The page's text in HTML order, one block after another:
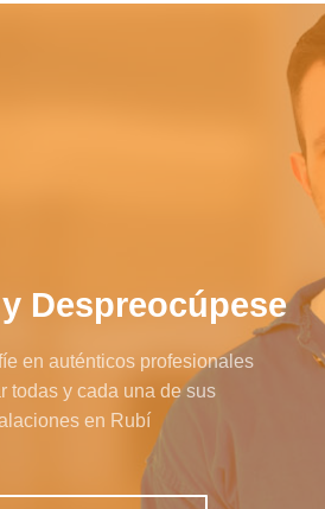
Despreocúpese
en auténticos profesionales
todas y cada una de sus
en Rubí